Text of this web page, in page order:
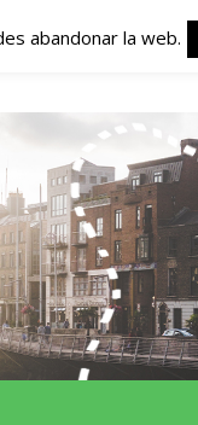
abandonar la web.